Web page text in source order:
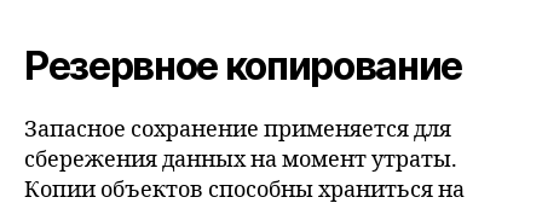
Резервное копирование
Запасное сохранение применяется для
сбережения данных на момент утраты.
Копии объектов способны храниться на